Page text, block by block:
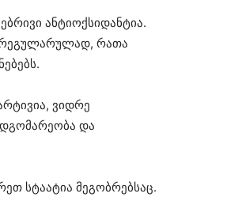
ანტიოქსიდანტია.
რათა
ვიდრე
და
სტაატია მეგობრებსაც.